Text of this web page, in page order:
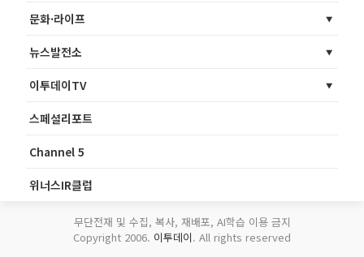
문화·라이프
뉴스발전소
이투데이TV
스페셜리포트
Channel 5
위너스IR클럽
무단전재 및 수집, 복사, 재배포, AI학습 이용 금지
Copyright 2006. 이투데이. All rights reserved